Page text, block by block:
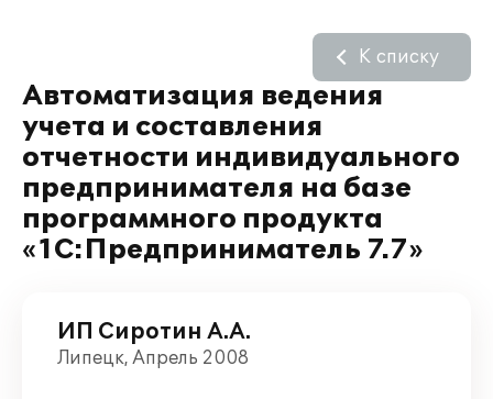
Автоматизация ведения
учета и составления
отчетности индивидуального
предпринимателя на базе
программного продукта
«1С:Предприниматель 7.7»
К списку
ИП Сиротин А.А.
Липецк, Апрель 2008